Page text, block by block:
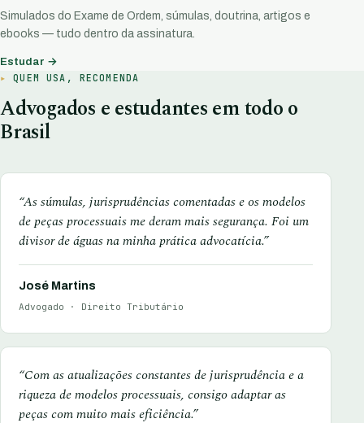
Simulados do Exame de Ordem, súmulas, doutrina, artigos e
ebooks — tudo dentro da assinatura.
Estudar →
QUEM USA, RECOMENDA
Advogados e estudantes em todo o
Brasil
“As súmulas, jurisprudências comentadas e os modelos
de peças processuais me deram mais segurança. Foi um
divisor de águas na minha prática advocatícia.”
José Martins
Advogado · Direito Tributário
“Com as atualizações constantes de jurisprudência e a
riqueza de modelos processuais, consigo adaptar as
peças com muito mais eficiência.”